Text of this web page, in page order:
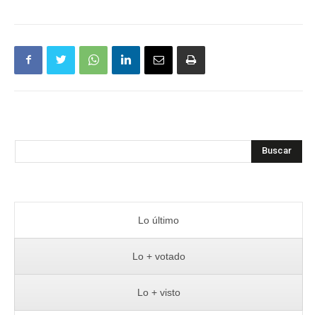
Buscar
Lo último
Lo + votado
Lo + visto